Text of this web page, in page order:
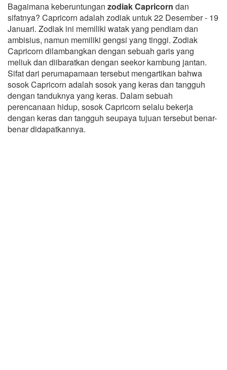
Bagaimana keberuntungan zodiak Capricorn dan
sifatnya? Capricorn adalah zodiak untuk 22 Desember - 19
Januari. Zodiak ini memiliki watak yang pendiam dan
ambisius, namun memiliki gengsi yang tinggi. Zodiak
Capricorn dilambangkan dengan sebuah garis yang
meliuk dan diibaratkan dengan seekor kambung jantan.
Sifat dari perumapamaan tersebut mengartikan bahwa
sosok Capricorn adalah sosok yang keras dan tangguh
dengan tanduknya yang keras. Dalam sebuah
perencanaan hidup, sosok Capricorn selalu bekerja
dengan keras dan tangguh seupaya tujuan tersebut benar-
benar didapatkannya.